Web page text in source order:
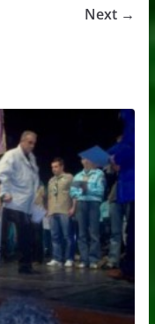
Next →